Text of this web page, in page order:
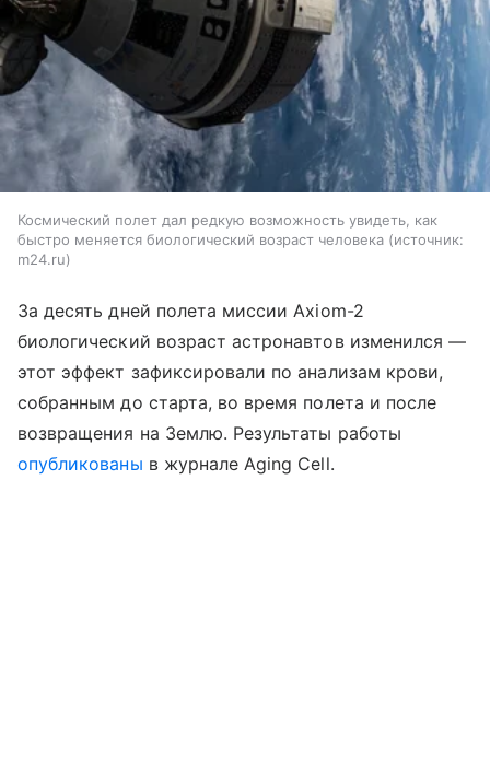
Космический полет дал редкую возможность увидеть, как
быстро меняется биологический возраст человека
источник:
m24.ru
За десять дней полета миссии Axiom-2
биологический возраст астронавтов изменился —
этот эффект зафиксировали по анализам крови,
собранным до старта, во время полета и после
возвращения на Землю. Результаты работы
опубликованы в журнале Aging Cell.